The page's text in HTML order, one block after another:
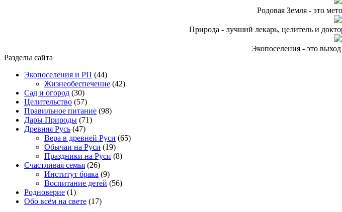
Родовая Земля - это
Природа - лучший лекарь, целитель и
Экопоселения - это
Разделы сайта
Экопоселения и РП (44)
Жизнеобеспечение (42)
Сад и огород (30)
Целительство (57)
Правильное питание (98)
Дары Природы (71)
Древняя Русь (47)
Вера в древней Руси (65)
Обычаи на Руси (19)
Праздники на Руси (8)
Счастливая семья (26)
Институт брака (9)
Воспитание детей (56)
Родноверие (1)
Обо всём на свете (17)